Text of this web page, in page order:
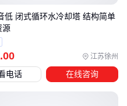
.00 江苏徐州
低 闭式循环水冷却塔 结构简单
源
电话 在线咨询